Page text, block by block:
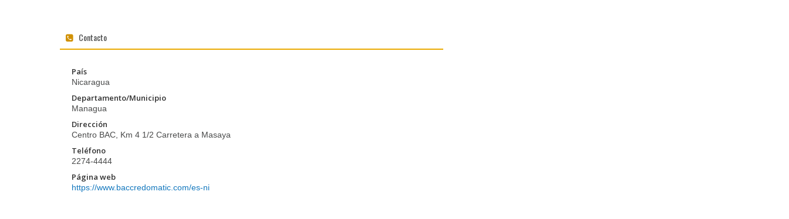
Contacto
País
Nicaragua
Departamento/Municipio
Managua
Dirección
Centro BAC, Km 4 1/2 Carretera a Masaya
Teléfono
2274-4444
Página web
https://www.baccredomatic.com/es-ni